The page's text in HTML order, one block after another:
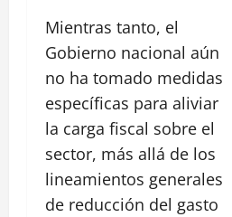
Mientras tanto, el
Gobierno nacional aún
no ha tomado medidas
específicas para aliviar
la carga fiscal sobre el
sector, más allá de los
lineamientos generales
de reducción del gasto